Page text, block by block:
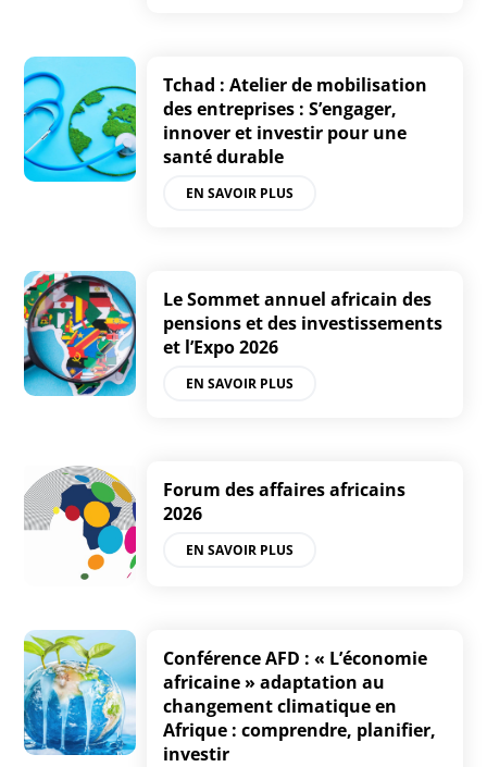
Tchad : Atelier de mobilisation
des entreprises : S’engager,
innover et investir pour une
santé durable
EN SAVOIR PLUS
Le Sommet annuel africain des
pensions et des investissements
et l’Expo 2026
EN SAVOIR PLUS
Forum des affaires africains
2026
EN SAVOIR PLUS
Conférence AFD : « L’économie
africaine » adaptation au
changement climatique en
Afrique : comprendre, planifier,
investir